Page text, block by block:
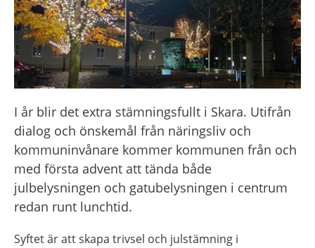
I år blir det extra stämningsfullt i Skara. Utifrån
dialog och önskemål från näringsliv och
kommuninvånare kommer kommunen från och
med första advent att tända både
julbelysningen och gatubelysningen i centrum
redan runt lunchtid.
Syftet är att skapa trivsel och julstämning i